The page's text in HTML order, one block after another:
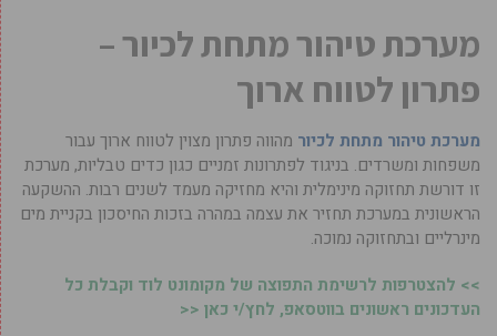
מערכת טיהור מתחת לכיור –
פתרון לטווח ארוך
מערכת טיהור מתחת לכיור מהווה פתרון מצוין לטווח ארוך עבור
משפחות ומשרדים. בניגוד לפתרונות זמניים כגון כדים טבליות, מערכת
זו דורשת תחזוקה מינימלית והיא מחזיקה מעמד לשנים רבות. ההשקעה
הראשונית במערכת תחזיר את עצמה במהרה בזכות החיסכון בקניית מים
מינרליים ובתחזוקה נמוכה.
>> להצטרפות לרשימת התפוצה של מקומונט לוד וקבלת כל
העדכונים ראשונים בווטסאפ, לחץ/י כאן <<